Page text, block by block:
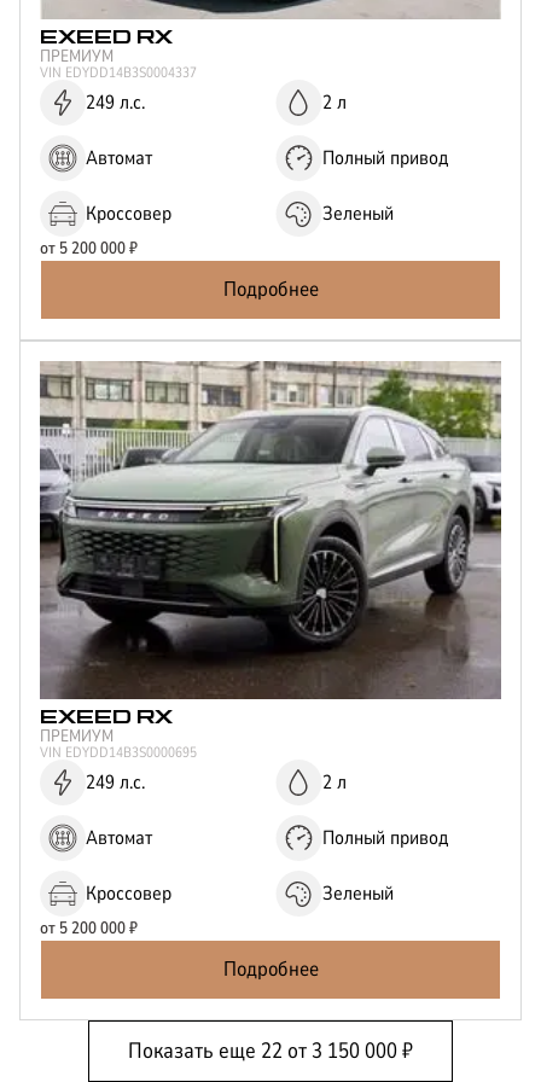
EXEED RX
ПРЕМИУМ
VIN EDYDD14B3S0004337
249 л.с. 2 л
Автомат Полный привод
Кроссовер Зеленый
от 5 200 000₽
Подробнее
EXEED RX
ПРЕМИУМ
VIN EDYDD14B3S0000695
249 л.с. 2 л
Автомат Полный привод
Кроссовер Зеленый
от 5 200 000₽
Подробнее
Показать еще 22 от 3 150 000₽